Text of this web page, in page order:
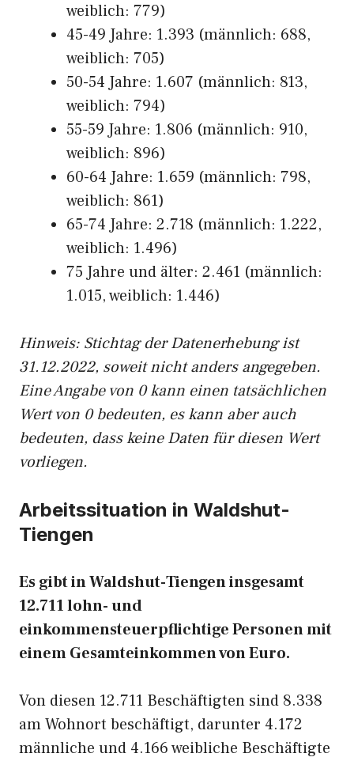
weiblich: 779)
45-49 Jahre: 1.393 (männlich: 688,
weiblich: 705)
50-54 Jahre: 1.607 (männlich: 813,
weiblich: 794)
55-59 Jahre: 1.806 (männlich: 910,
weiblich: 896)
60-64 Jahre: 1.659 (männlich: 798,
weiblich: 861)
65-74 Jahre: 2.718 (männlich: 1.222,
weiblich: 1.496)
75 Jahre und älter: 2.461 (männlich:
1.015, weiblich: 1.446)
Hinweis: Stichtag der Datenerhebung ist
31.12.2022, soweit nicht anders angegeben.
Eine Angabe von 0 kann einen tatsächlichen
Wert von 0 bedeuten, es kann aber auch
bedeuten, dass keine Daten für diesen Wert
vorliegen.
Arbeitssituation in Waldshut-
Tiengen
Es gibt in Waldshut-Tiengen insgesamt
12.711 lohn- und
einkommensteuerpflichtige Personen mit
einem Gesamteinkommen von Euro.
Von diesen 12.711 Beschäftigten sind 8.338
am Wohnort beschäftigt, darunter 4.172
männliche und 4.166 weibliche Beschäftigte